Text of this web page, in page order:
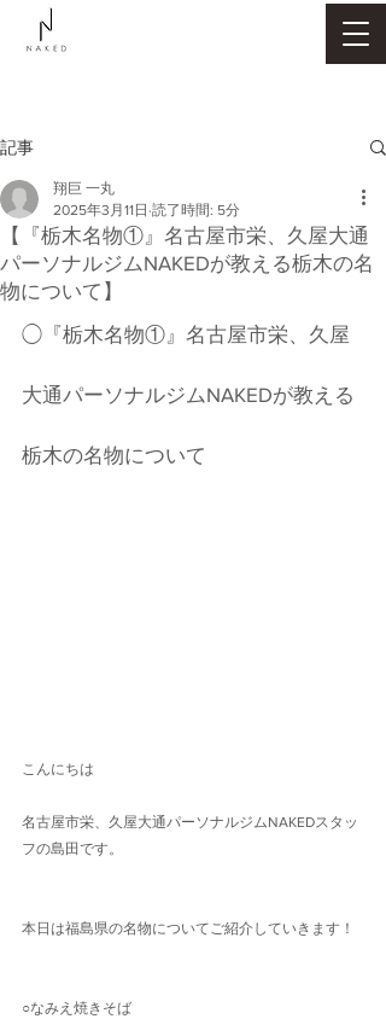
記事
【『栃木名物①』名古屋市栄、久屋大通
パーソナルジムNAKEDが教える栃木の名
物について】
翔巨 一丸
2025年3月11日 読了時間: 5分
◯『栃木名物①』名古屋市栄、久屋
大通パーソナルジムNAKEDが教える
栃木の名物について
こんにちは
名古屋市栄、久屋大通パーソナルジムNAKEDスタッ
フの島田です。
本日は福島県の名物についてご紹介していきます！
○なみえ焼きそば